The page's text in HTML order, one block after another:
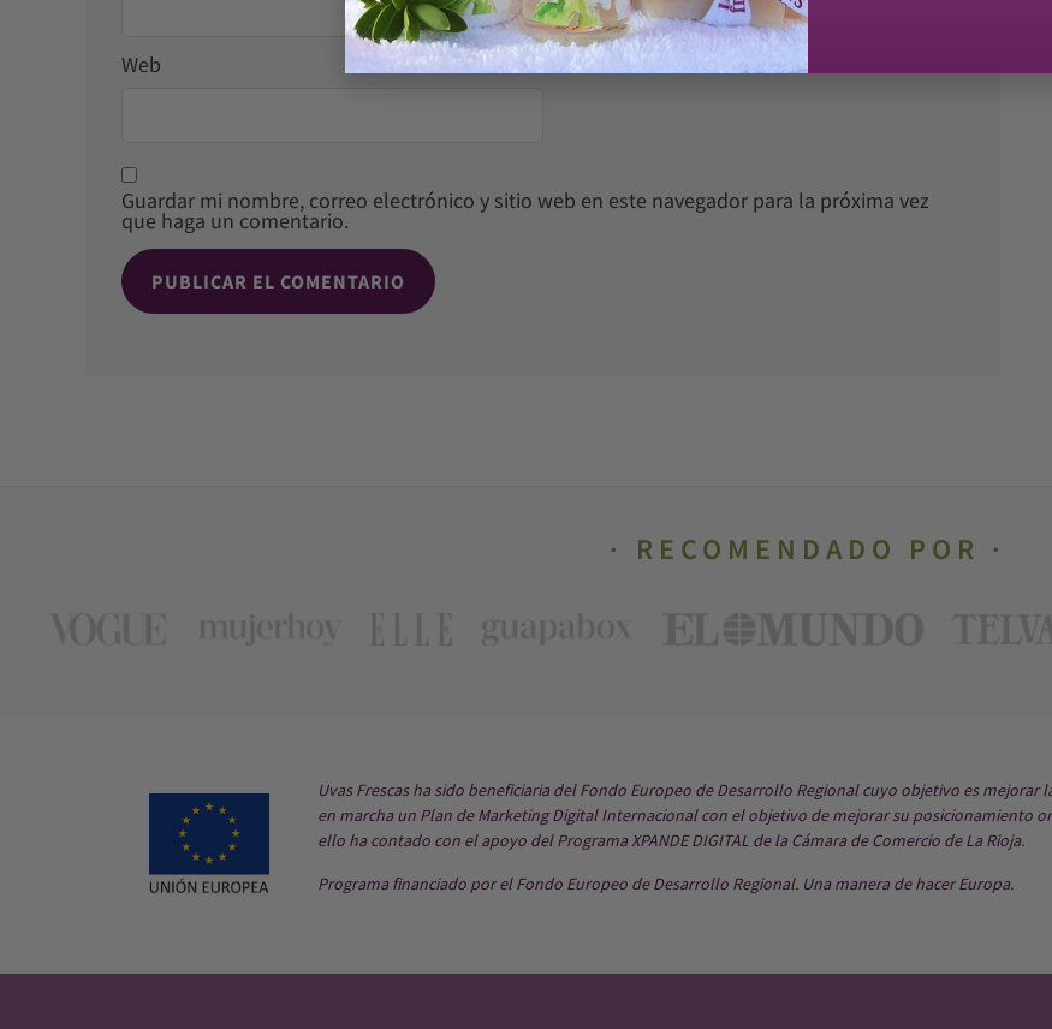
Web
Guardar mi nombre, correo electrónico y sitio web en este navegador para la próxima vez
que haga un comentario.
RECOMENDADO POR
Uvas Frescas ha sido beneficiaria del Fondo Europeo de Desarrollo Regional cuyo objetivo es
en marcha un Plan de Marketing Digital Internacional con el objetivo de mejorar su posicionamiento
ello ha contado con el apoyo del Programa XPANDE DIGITAL de la Cámara de Comercio de La Rioja.
Programa financiado por el Fondo Europeo de Desarrollo Regional. Una manera de hacer Europa.